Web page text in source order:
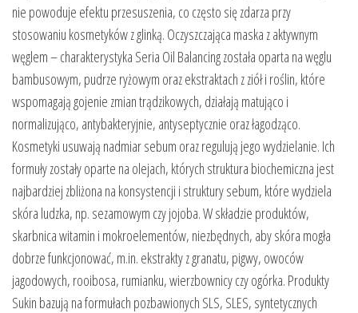
nie powoduje efektu przesuszenia, co często się zdarza przy
stosowaniu kosmetyków z glinką. Oczyszczająca maska z aktywnym
węglem – charakterystyka Seria Oil Balancing została oparta na węglu
bambusowym, pudrze ryżowym oraz ekstraktach z ziół i roślin, które
wspomagają gojenie zmian trądzikowych, działają matująco i
normalizująco, antybakteryjnie, antyseptycznie oraz łagodząco.
Kosmetyki usuwają nadmiar sebum oraz regulują jego wydzielanie. Ich
formuły zostały oparte na olejach, których struktura biochemiczna jest
najbardziej zbliżona na konsystencji i struktury sebum, które wydziela
skóra ludzka, np. sezamowym czy jojoba. W składzie produktów,
skarbnica witamin i mokroelementów, niezbędnych, aby skóra mogła
dobrze funkcjonować, m.in. ekstrakty z granatu, pigwy, owoców
jagodowych, rooibosa, rumianku, wierzbownicy czy ogórka. Produkty
Sukin bazują na formułach pozbawionych SLS, SLES, syntetycznych